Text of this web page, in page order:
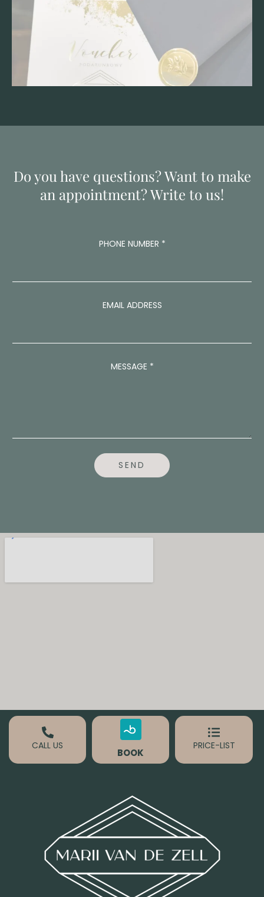
Do you have questions? Want to make
an appointment? Write to us!
PHONE NUMBER *
D
E
S
N
U
M
B
EMAIL ADDRESS
MESSAGE *
SEND
CALL US
BOOK
PRICE-LIST